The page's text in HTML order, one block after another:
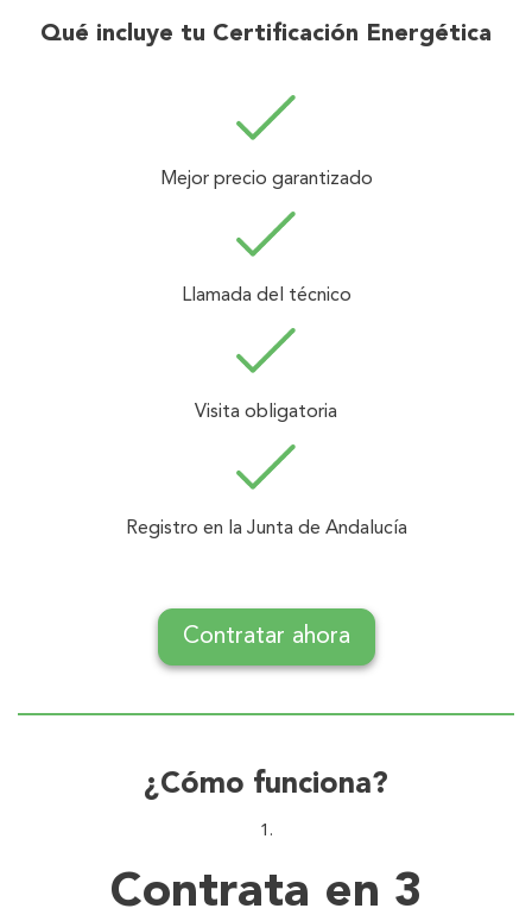
Qué incluye tu Certificación Energética
Mejor precio garantizado
Llamada del técnico
Visita obligatoria
Registro en la Junta de Andalucía
Contratar ahora
¿Cómo funciona?
Contrata en 3